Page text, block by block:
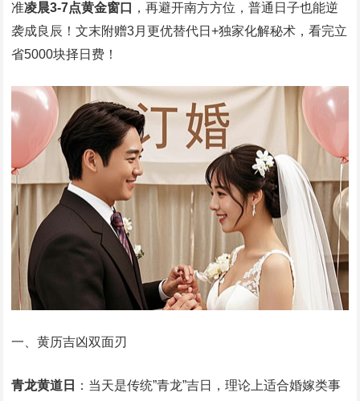
准‌凌晨3-7点黄金窗口
‌，再避开南方方位，普通日子也能逆
袭成良辰！文末附赠3月更优替代日+独家化解秘术，看完立
省5000块择日费！
一、黄历吉凶双面刃
青龙黄道日
‌：当天是传统”青龙”吉日，理论上适合婚嫁类事